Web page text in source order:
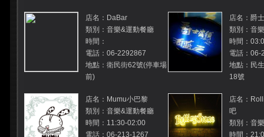
店名：DaBar
類別：音樂&運動餐廳
時間：
電話：06-2292867
地點：衛民街62號(停車場
前)
店名：爵
類別：音
時間：
電話：06-
地點：民
18號
店名：Mumu小巴黎
類別：音樂&運動餐廳
時間：11:30-02:00
電話：06-213-1267
店名：
吧
類別：音
時間：